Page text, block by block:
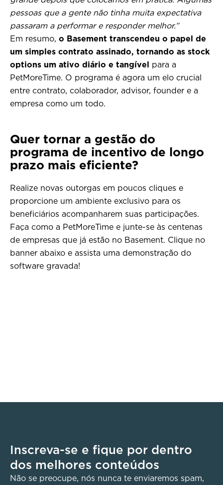
pessoas que a gente não tinha muita expectativa
passaram a performar e responder melhor.”
Em resumo, o Basement transcendeu o papel de
um simples contrato assinado, tornando as stock
options um ativo diário e tangível para a
PetMoreTime. O programa é agora um elo crucial
entre contrato, colaborador, advisor, founder e a
empresa como um todo.
Quer tornar a gestão do
programa de incentivo de longo
prazo mais eficiente?
Realize novas outorgas em poucos cliques e
proporcione um ambiente exclusivo para os
beneficiários acompanharem suas participações.
Faça como a PetMoreTime e junte-se às centenas
de empresas que já estão no Basement. Clique no
banner abaixo e assista uma demonstração do
software gravada!
Inscreva-se e fique por dentro
dos melhores conteúdos
Não se preocupe, nós nunca te enviaremos spam,